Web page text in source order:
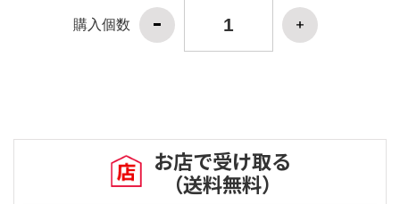
購入個数
お店で受け取る
（送料無料）